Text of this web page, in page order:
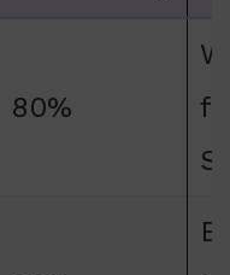
80%